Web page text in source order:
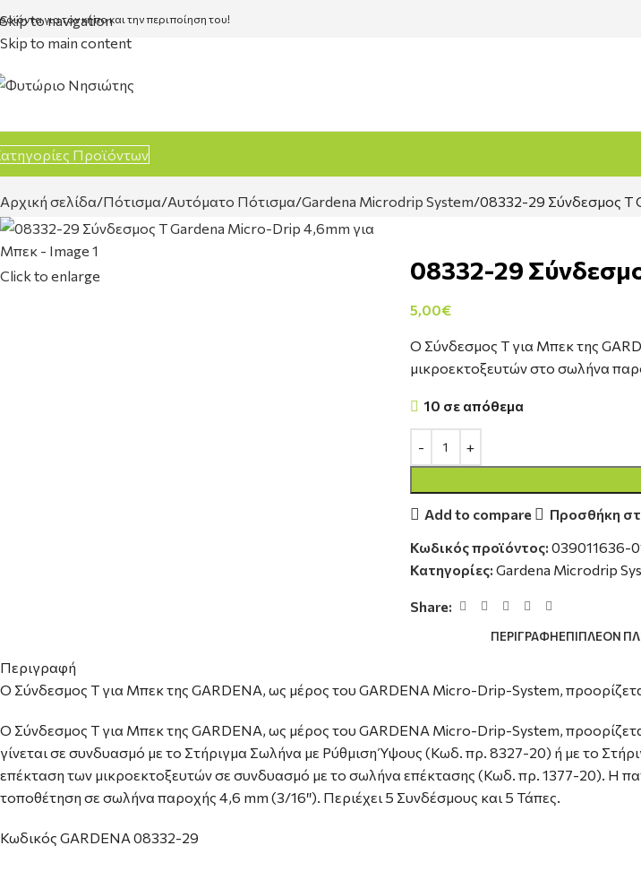
Skip to navigation
Skip to main content
για τον κήπο και την περιποίηση του!
Προϊόντων
Αρχική σελίδα Πότισμα Αυτόματο Πότισμα Gardena Microdrip System 08332-29 Σύνδεσμος T
Click to enlarge 08332-29
5,00€
Ο Σύνδεσμος T για Μπεκ της
μικροεκτοξευτών στο σωλήνα
10 σε απόθεμα
Add to compare
Προσθήκη
Κωδικός προϊόντος: 039011636-
Κατηγορίες: Gardena Microdrip
Share:
ΠΕΡΙΓΡΑΦΉΕΠΙΠΛΈΟΝ
Περιγραφή
Ο Σύνδεσμος T για Μπεκ της GARDENA, ως μέρος του GARDENA Micro-Drip-System,
Ο Σύνδεσμος T για Μπεκ της GARDENA, ως μέρος του GARDENA Micro-Drip-System,
γίνεται σε συνδυασμό με το Στήριγμα Σωλήνα με Ρύθμιση Ύψους (Κωδ. πρ. 8327-20) ή με το
επέκταση των μικροεκτοξευτών σε συνδυασμό με το σωλήνα επέκτασης (Κωδ. πρ. 1377-20). Η
τοποθέτηση σε σωλήνα παροχής 4,6 mm (3/16″). Περιέχει 5 Συνδέσμους και 5 Τάπες.
Κωδικός GARDENA 08332-29